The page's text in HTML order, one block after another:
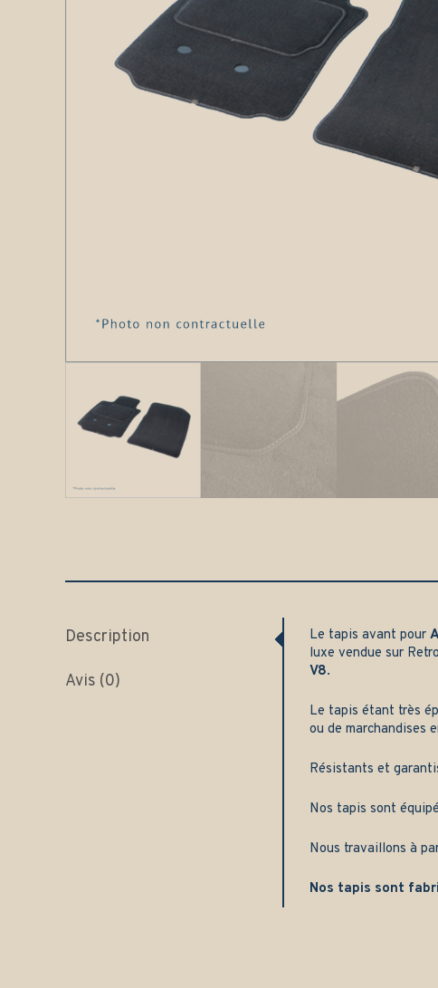
Description
Avis (0)
Le tapis avant pour
luxe vendue sur
V8.
Le tapis étant très
ou de marchandises
Résistants et
Nos tapis sont
Nous travaillons à
Nos tapis sont